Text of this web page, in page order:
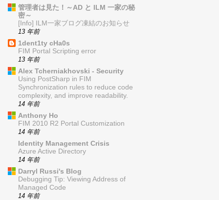
管理者は見た！～AD と ILM 一家の秘
密～
[Info] ILM一家ブログ凍結のお知らせ
13 年前
1dent1ty cHa0s
FIM Portal Scripting error
13 年前
Alex Tcherniakhovski - Security
Using PostSharp in FIM
Synchronization rules to reduce code
complexity, and improve readability.
14 年前
Anthony Ho
FIM 2010 R2 Portal Customization
14 年前
Identity Management Crisis
Azure Active Directory
14 年前
Darryl Russi's Blog
Debugging Tip: Viewing Address of
Managed Code
14 年前